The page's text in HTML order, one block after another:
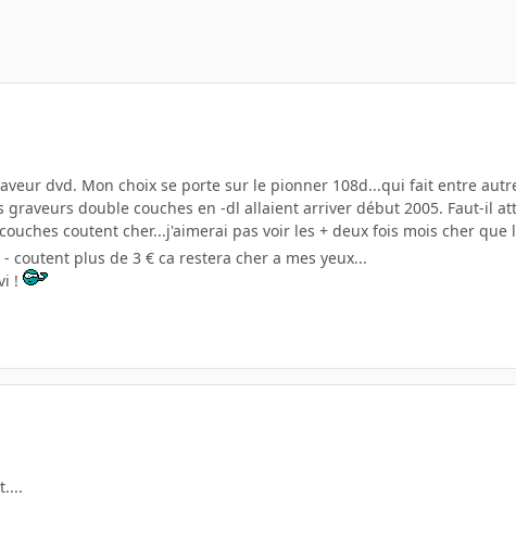
dvd. Mon choix se porte sur le pionner 108d...qui fait entre
graveurs double couches en -dl allaient arriver début 2005. Faut-il
coutent cher...j'aimerai pas voir les + deux fois mois cher
coutent plus de 3 € ca restera cher a mes yeux...
!